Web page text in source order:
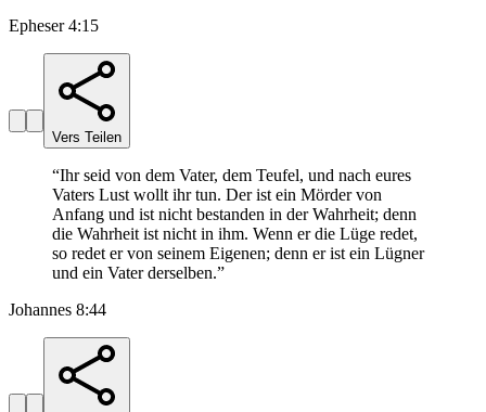
Epheser 4:15
Vers Teilen
“Ihr seid von dem Vater, dem Teufel, und nach eures
Vaters Lust wollt ihr tun. Der ist ein Mörder von
Anfang und ist nicht bestanden in der Wahrheit; denn
die Wahrheit ist nicht in ihm. Wenn er die Lüge redet,
so redet er von seinem Eigenen; denn er ist ein Lügner
und ein Vater derselben.”
Johannes 8:44